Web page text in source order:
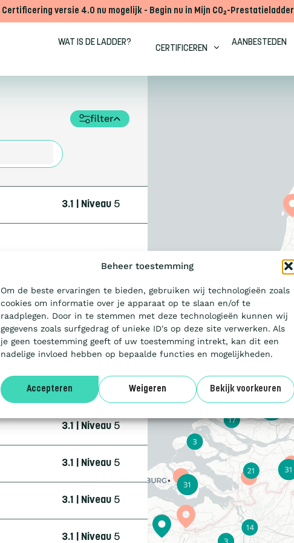
Beheer toestemming
Om de beste ervaringen te bieden, gebruiken wij technologieën zoals
cookies om informatie over je apparaat op te slaan en/of te
raadplegen. Door in te stemmen met deze technologieën kunnen wij
gegevens zoals surfgedrag of unieke ID's op deze site verwerken. Als
je geen toestemming geeft of uw toestemming intrekt, kan dit een
nadelige invloed hebben op bepaalde functies en mogelijkheden.
Accepteren Weigeren Bekijk voorkeuren
Certificering versie 4.0 nu mogelijk - Begin nu in Mijn CO₂-Prestatieladder
WAT IS DE LADDER?
CERTIFICEREN
AANBESTEDEN
filter
3.1 | Niveau 5
3.1 | Niveau3
4.0 | Trede3
3.1 | Niveau
3.1 | Niveau5
3.1 | Niveau 5
3.1 | Niveau 5
3.1 | Niveau 5